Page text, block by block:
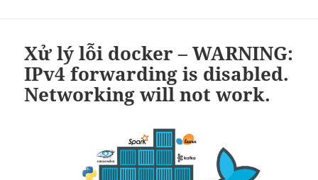
Xử lý lỗi docker – WARNING:
IPv4 forwarding is disabled.
Networking will not work.